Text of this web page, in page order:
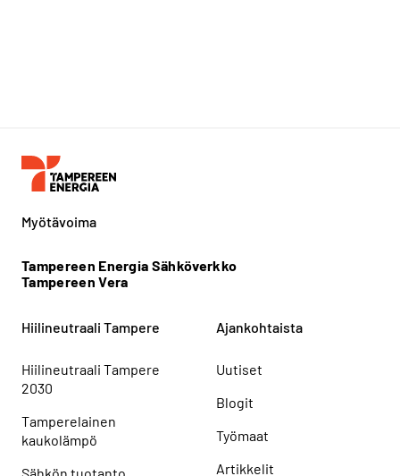
Myötävoima
Tampereen Energia Sähköverkko
Tampereen Vera
Hiilineutraali Tampere
Hiilineutraali Tampere
2030
Tamperelainen
kaukolämpö
Sähkön tuotanto
Ajankohtaista
Uutiset
Blogit
Työmaat
Artikkelit